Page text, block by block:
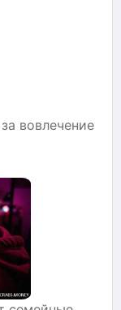
вовлечение